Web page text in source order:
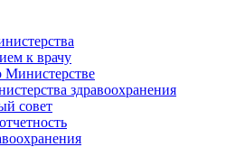
к врачу
здравоохранения
совет